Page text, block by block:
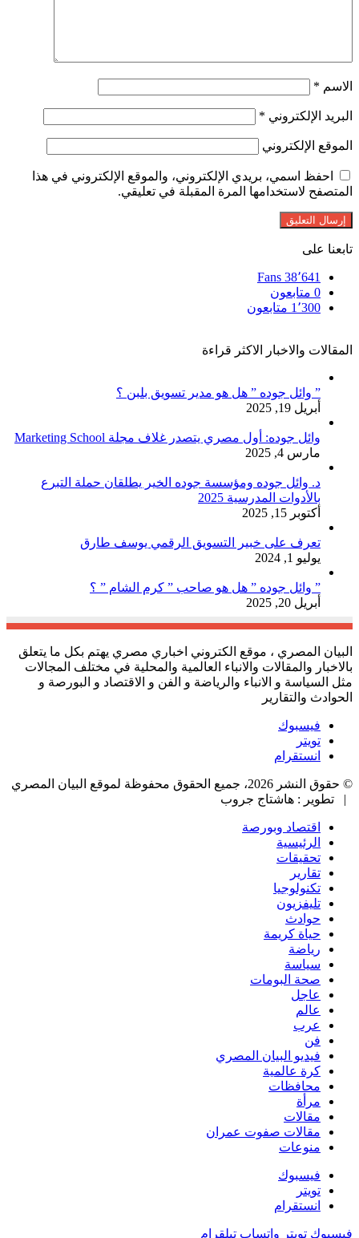
الاسم *
البريد الإلكتروني *
الموقع الإلكتروني
احفظ اسمي، بريدي الإلكتروني، والموقع الإلكتروني في هذا
المتصفح لاستخدامها المرة المقبلة في تعليقي.
تابعنا على
38٬641 Fans
0 متابعون
1٬300 متابعون
المقالات والاخبار الاكثر قراءة
” وائل جوده ” هل هو مدير تسويق بلبن ؟
أبريل 19, 2025
وائل جوده: أول مصري يتصدر غلاف مجلة Marketing School
مارس 4, 2025
د. وائل جوده ومؤسسة جوده الخير يطلقان حملة التبرع
بالأدوات المدرسية 2025
أكتوبر 15, 2025
تعرف على خبير التسويق الرقمي يوسف طارق
يوليو 1, 2024
” وائل جوده ” هل هو صاحب ” كرم الشام ” ؟
أبريل 20, 2025
البيان المصري ، موقع الكتروني اخباري مصري يهتم بكل ما يتعلق
بالاخبار والمقالات والانباء العالمية والمحلية في مختلف المجالات
مثل السياسة و الانباء والرياضة و الفن و الاقتصاد و البورصة و
الحوادث والتقارير
فيسبوك
تويتر
انستقرام
© حقوق النشر 2026، جميع الحقوق محفوظة لموقع البيان المصري
| تطوير : هاشتاج جروب
اقتصاد وبورصة
الرئيسية
تحقيقات
تقارير
تكنولوجيا
تليفزيون
حوادث
حياة كريمة
رياضة
سياسة
صحة البومات
عاجل
عالم
عرب
فن
فيديو البيان المصري
كرة عالمية
محافظات
مرأة
مقالات
مقالات صفوت عمران
منوعات
فيسبوك
تويتر
انستقرام
فيسبوك تويتر واتساب تيلقرام